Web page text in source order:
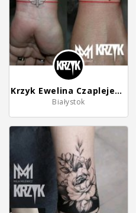
Krzyk Ewelina Czaplejewicz
Białystok